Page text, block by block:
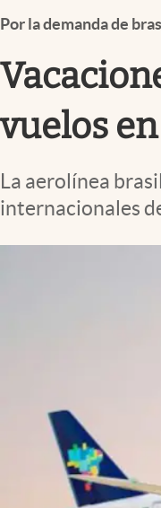
Clima
Mundial 2026
El Cronista Studio
Mediakit
abre en nueva pestaña
Por la demanda de
vuelos
La aerolínea
internacionales